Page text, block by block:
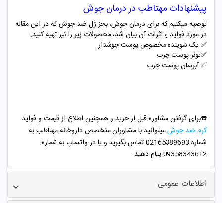
پیشنهادات مهتاطب در درمان جوش
توصیه میکنیم که برای درمان جوش، بجز ژل ضد جوش که در این مقاله
در مورد فواید و اثرات آن بیان شد، محصولات زیر را نیز تهیه کنید:
✅یک شوینده مخصوص پوست جوشدار
✅تونر پوست چرب
✅آبرسان پوست چرب
☎️برای گرفتن مشاوره قبل از خرید و همچنین اطلاع از قیمت و فواید
کرم ضد جوشمیتوانید با مشاوران متخصص داروخانه مهتاطب به
شماره 02165389693 تماس بگیرید و یا در واتساپ به شماره
09358343612 پیام دهید.
اطلاعات عمومی